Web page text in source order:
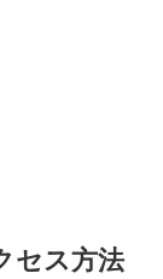
セス方法